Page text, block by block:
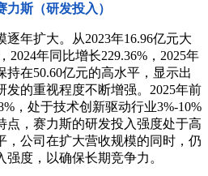
斯（研发投入）
年扩大。从2023年16.96亿元大
2024年同比增长229.36%，2025年
在50.60亿元的高水平，显示出
发的重视程度不断增强。2025年前
，处于技术创新驱动行业3%-10%
点，赛力斯的研发投入强度处于高
，公司在扩大营收规模的同时，仍
度，以确保长期竞争力。